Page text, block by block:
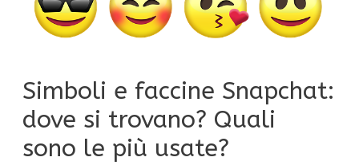
Simboli e faccine Snapchat:
dove si trovano? Quali
sono le più usate?